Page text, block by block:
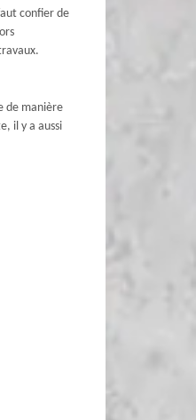
confier de
de manière
il y a aussi